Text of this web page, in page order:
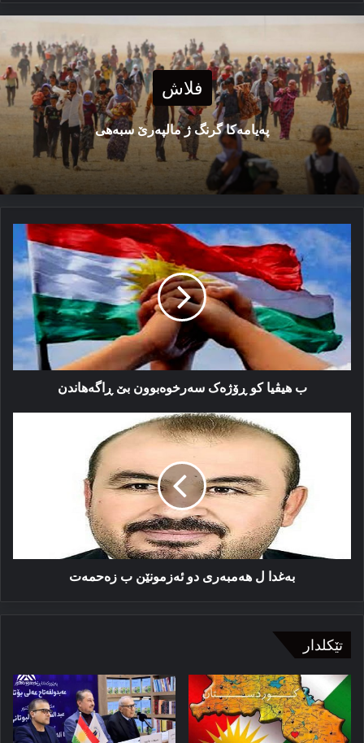
فلاش
پەیامەكا گرنگ ژ مالپەرێ سبەهی
ب
هیڤیا
کو
ڕۆژه‌ک
سه‌رخوه‌بوون
بێ
ڕاگەهاندن
ب هیڤیا کو ڕۆژه‌ک سه‌رخوه‌بوون بێ ڕاگەهاندن
بەغدا
هەمبەرى
ئەزمونێن
زەحمەت
بەغدا ل هەمبەرى دو ئەزمونێن ب زەحمەت
تێکلدار